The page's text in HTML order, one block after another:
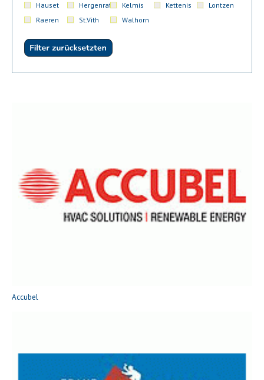
Hauset
Hergenrath Kelmis Kettenis
Lontzen
Raeren
St.Vith Walhorn
Accubel